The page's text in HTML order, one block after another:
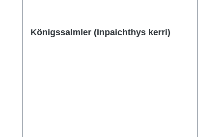
Königssalmler (Inpaichthys kerri)